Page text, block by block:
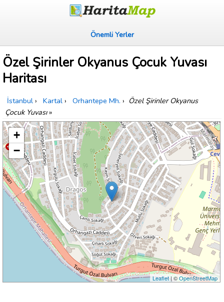
Önemli Yerler
Özel Şirinler Okyanus Çocuk Yuvası
Haritası
İstanbul › Kartal › Orhantepe Mh. › Özel Şirinler Okyanus
Çocuk Yuvası»
+
−
Leaflet| ©OpenStreetMap